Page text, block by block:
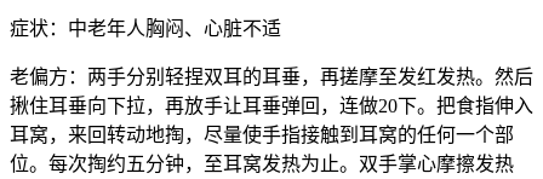
症状：中老年人胸闷、心脏不适
老偏方：两手分别轻捏双耳的耳垂，再搓摩至发红发热。然后
揪住耳垂向下拉，再放手让耳垂弹回，连做20下。把食指伸入
耳窝，来回转动地掏，尽量使手指接触到耳窝的任何一个部
位。每次掏约五分钟，至耳窝发热为止。双手掌心摩擦发热